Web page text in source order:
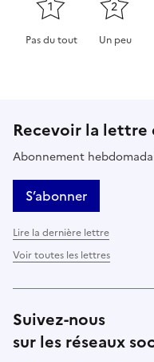
1
Pas du tout
2
Un peu
Recevoir la lettre
Abonnement
S’abonner
Lire la dernière lettre
Voir toutes les lettres
Suivez-nous
sur les réseaux